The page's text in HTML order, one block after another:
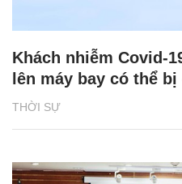
THỜI SỰ
Khách nhiễm Covid-
lên máy bay có thể